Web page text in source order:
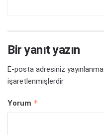
Bir yanıt yazın
E-posta adresiniz
işaretlenmişlerdir
Yorum *